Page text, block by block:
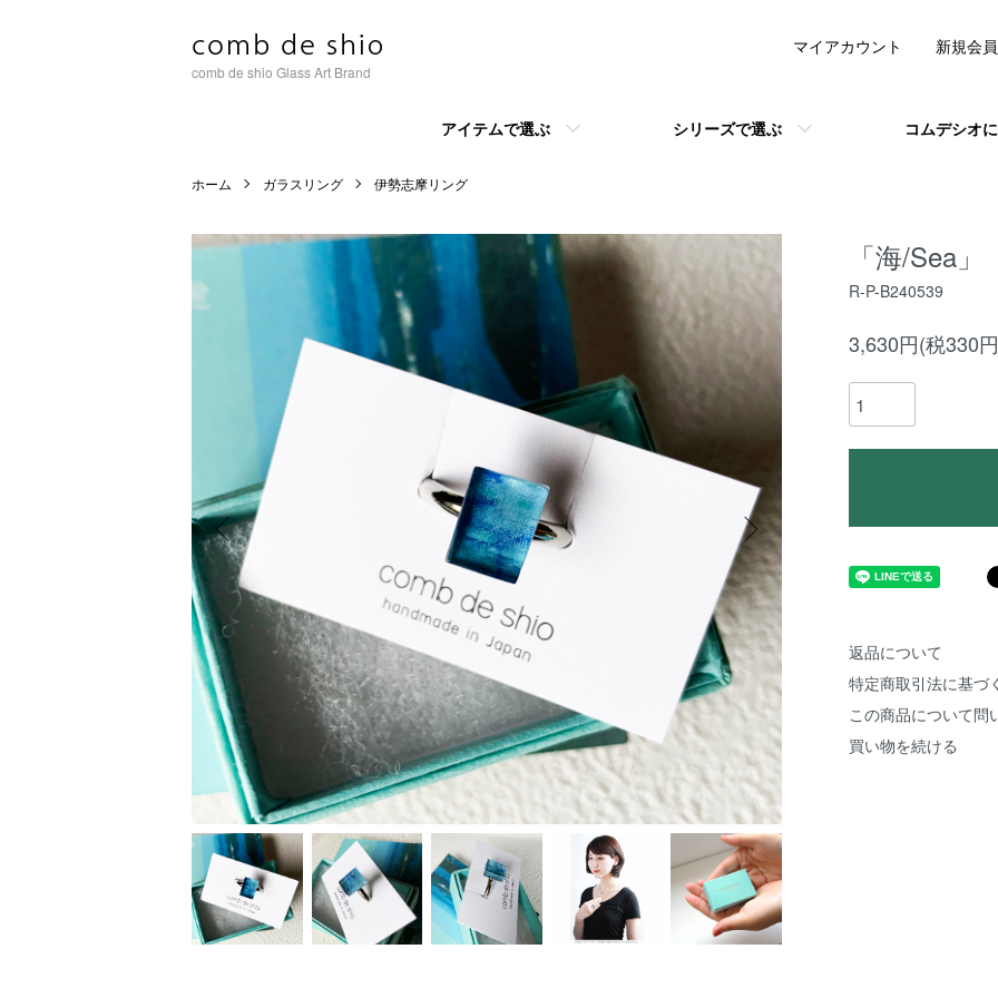
comb de shio Glass Art Brand
アイテムで選ぶ シリーズで選ぶ コムデシオ
マイアカウント 新規会
ホーム ガラスリング 伊勢志摩リング
「海/Sea」
R-P-B240539
3,630円(税330
返品について
特定商取引法に基づ
この商品について問
買い物を続ける